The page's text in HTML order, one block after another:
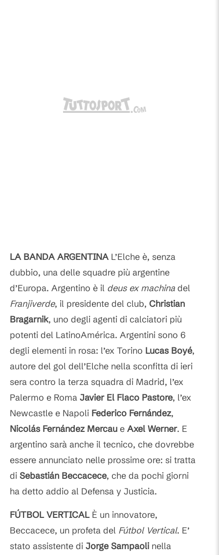
LA BANDA ARGENTINAL’Elche è, senza
dubbio, una delle squadre più argentine
d’Europa. Argentino è il deus ex machina del
Franjiverde, il presidente del club, Christian
Bragarnik, uno degli agenti di calciatori più
potenti del LatinoAmérica. Argentini sono 6
degli elementi in rosa: l’ex Torino Lucas Boyé,
autore del gol dell’Elche nella sconfitta di ieri
sera contro la terza squadra di Madrid, l’ex
Palermo e Roma Javier El Flaco Pastore, l’ex
Newcastle e Napoli Federico Fernández,
Nicolás Fernández Mercau e Axel Werner. E
argentino sarà anche il tecnico, che dovrebbe
essere annunciato nelle prossime ore: si tratta
di Sebastián Beccacece, che da pochi giorni
ha detto addio al Defensa y Justicia.
FÚTBOL VERTICAL È un innovatore,
Beccacece, un profeta del Fútbol Vertical. E’
stato assistente di JorgeSampaoli nella